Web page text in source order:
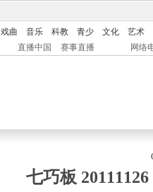
戏曲 音乐 科教 青少 文化
艺术
直播中国 赛事直播 网络
七巧板